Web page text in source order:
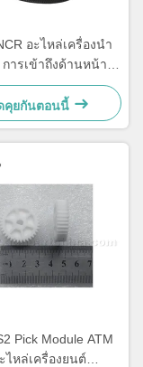
อะไหล่เครื่องนํา
การเข้าถึงด้านหน้า
Belt 4450544331
คุยกันตอนนี้
Pick Module ATM
ไหล่เครื่องยนต์